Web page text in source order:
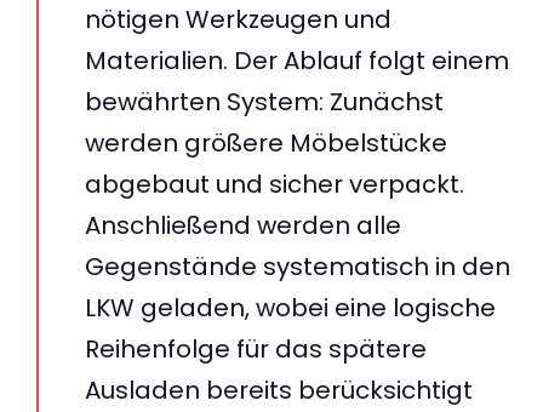
nötigen Werkzeugen und
Materialien. Der Ablauf folgt einem
bewährten System: Zunächst
werden größere Möbelstücke
abgebaut und sicher verpackt.
Anschließend werden alle
Gegenstände systematisch in den
LKW geladen, wobei eine logische
Reihenfolge für das spätere
Ausladen bereits berücksichtigt